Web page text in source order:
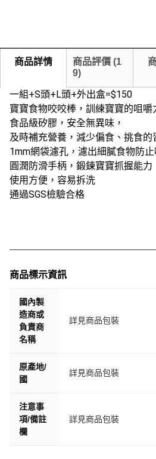
商品詳情 商品評價 (1
9)
一組+S頭+L頭+外出盒=$150
寶寶食物咬咬棒，訓練寶寶的咀嚼
食品級矽膠，安全無異味，
及時補充營養，減少偏食、挑食的
1mm網袋濾孔，濾出細膩食物防止
圓潤防滑手柄，鍛鍊寶寶抓握能力
使用方便，容易拆洗
通過SGS檢驗合格
商品標示資訊
國內製
造商或
負責商
名稱
詳見商品包裝
原產地/
國
詳見商品包裝
注意事
項/備註
欄
詳見商品包裝